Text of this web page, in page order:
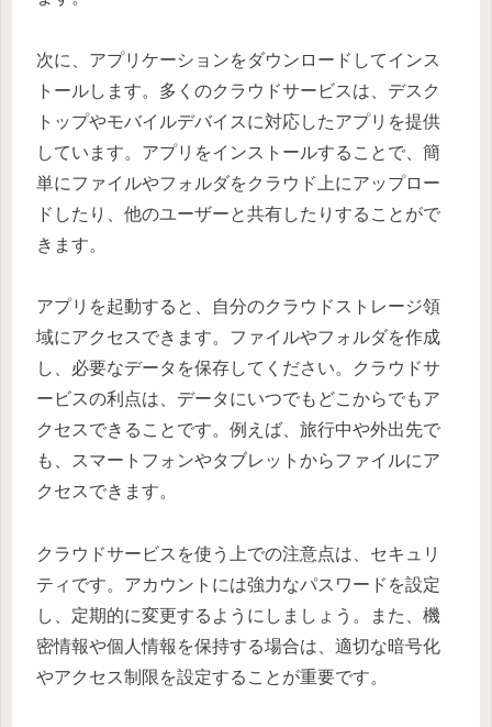
次に、アプリケーションをダウンロードしてインス
トールします。多くのクラウドサービスは、デスク
トップやモバイルデバイスに対応したアプリを提供
しています。アプリをインストールすることで、簡
単にファイルやフォルダをクラウド上にアップロー
ドしたり、他のユーザーと共有したりすることがで
きます。
アプリを起動すると、自分のクラウドストレージ領
域にアクセスできます。ファイルやフォルダを作成
し、必要なデータを保存してください。クラウドサ
ービスの利点は、データにいつでもどこからでもア
クセスできることです。例えば、旅行中や外出先で
も、スマートフォンやタブレットからファイルにア
クセスできます。
クラウドサービスを使う上での注意点は、セキュリ
ティです。アカウントには強力なパスワードを設定
し、定期的に変更するようにしましょう。また、機
密情報や個人情報を保持する場合は、適切な暗号化
やアクセス制限を設定することが重要です。